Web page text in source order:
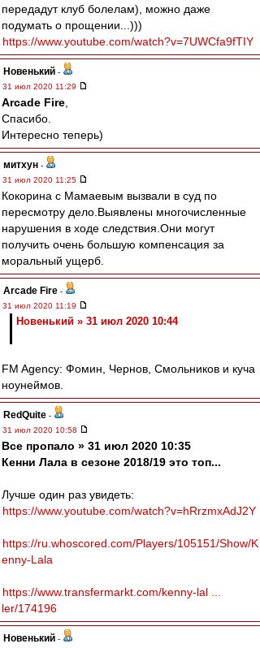
передадут клуб болелам), можно даже
подумать о прощении...)))
https://www.youtube.com/watch?v=7UWCfa9fTIY
Новенький -
31 июл 2020 11:29
Arcade Fire
Спасибо.
Интересно теперь)
митхун -
31 июл 2020 11:25
Кокорина с Мамаевым вызвали в суд по
пересмотру дело.Выявлены многочисленные
нарушения в ходе следствия.Они могут
получить очень большую компенсация за
моральный ущерб.
Arcade Fire -
31 июл 2020 11:19
Новенький » 31 июл 2020 10:44
FM Agency: Фомин, Чернов, Смольников и куча
ноунеймов.
RedQuite -
31 июл 2020 10:58
Все пропало » 31 июл 2020 10:35
Кенни Лала в сезоне 2018/19 это топ...
Лучше один раз увидеть:
https://www.youtube.com/watch?v=hRrzmxAdJ2Y
https://ru.whoscored.com/Players/105151/Show/K
enny-Lala
https://www.transfermarkt.com/kenny-lal ...
ler/174196
Новенький -